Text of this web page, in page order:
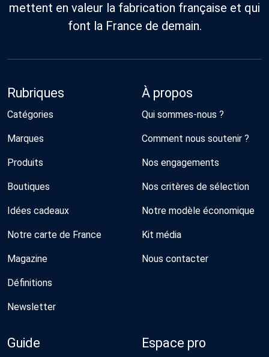
mettent en valeur la fabrication française et qui
font la France de demain.
Rubriques
Catégories
Marques
Produits
Boutiques
Idées cadeaux
Notre carte de France
Magazine
Définitions
Newsletter
À propos
Qui sommes-nous ?
Comment nous soutenir ?
Nos engagements
Nos critères de sélection
Notre modèle économique
Kit média
Nous contacter
Guide Espace pro